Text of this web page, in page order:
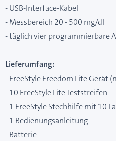
- USB-Interface-Kabel
- Messbereich 20 - 500 mg/dl
- täglich vier programmierbare
Lieferumfang:
- FreeStyle Freedom Lite Gerät
- 10 FreeStyle Lite Teststreifen
- 1 FreeStyle Stechhilfe mit 10
- 1 Bedienungsanleitung
- Batterie